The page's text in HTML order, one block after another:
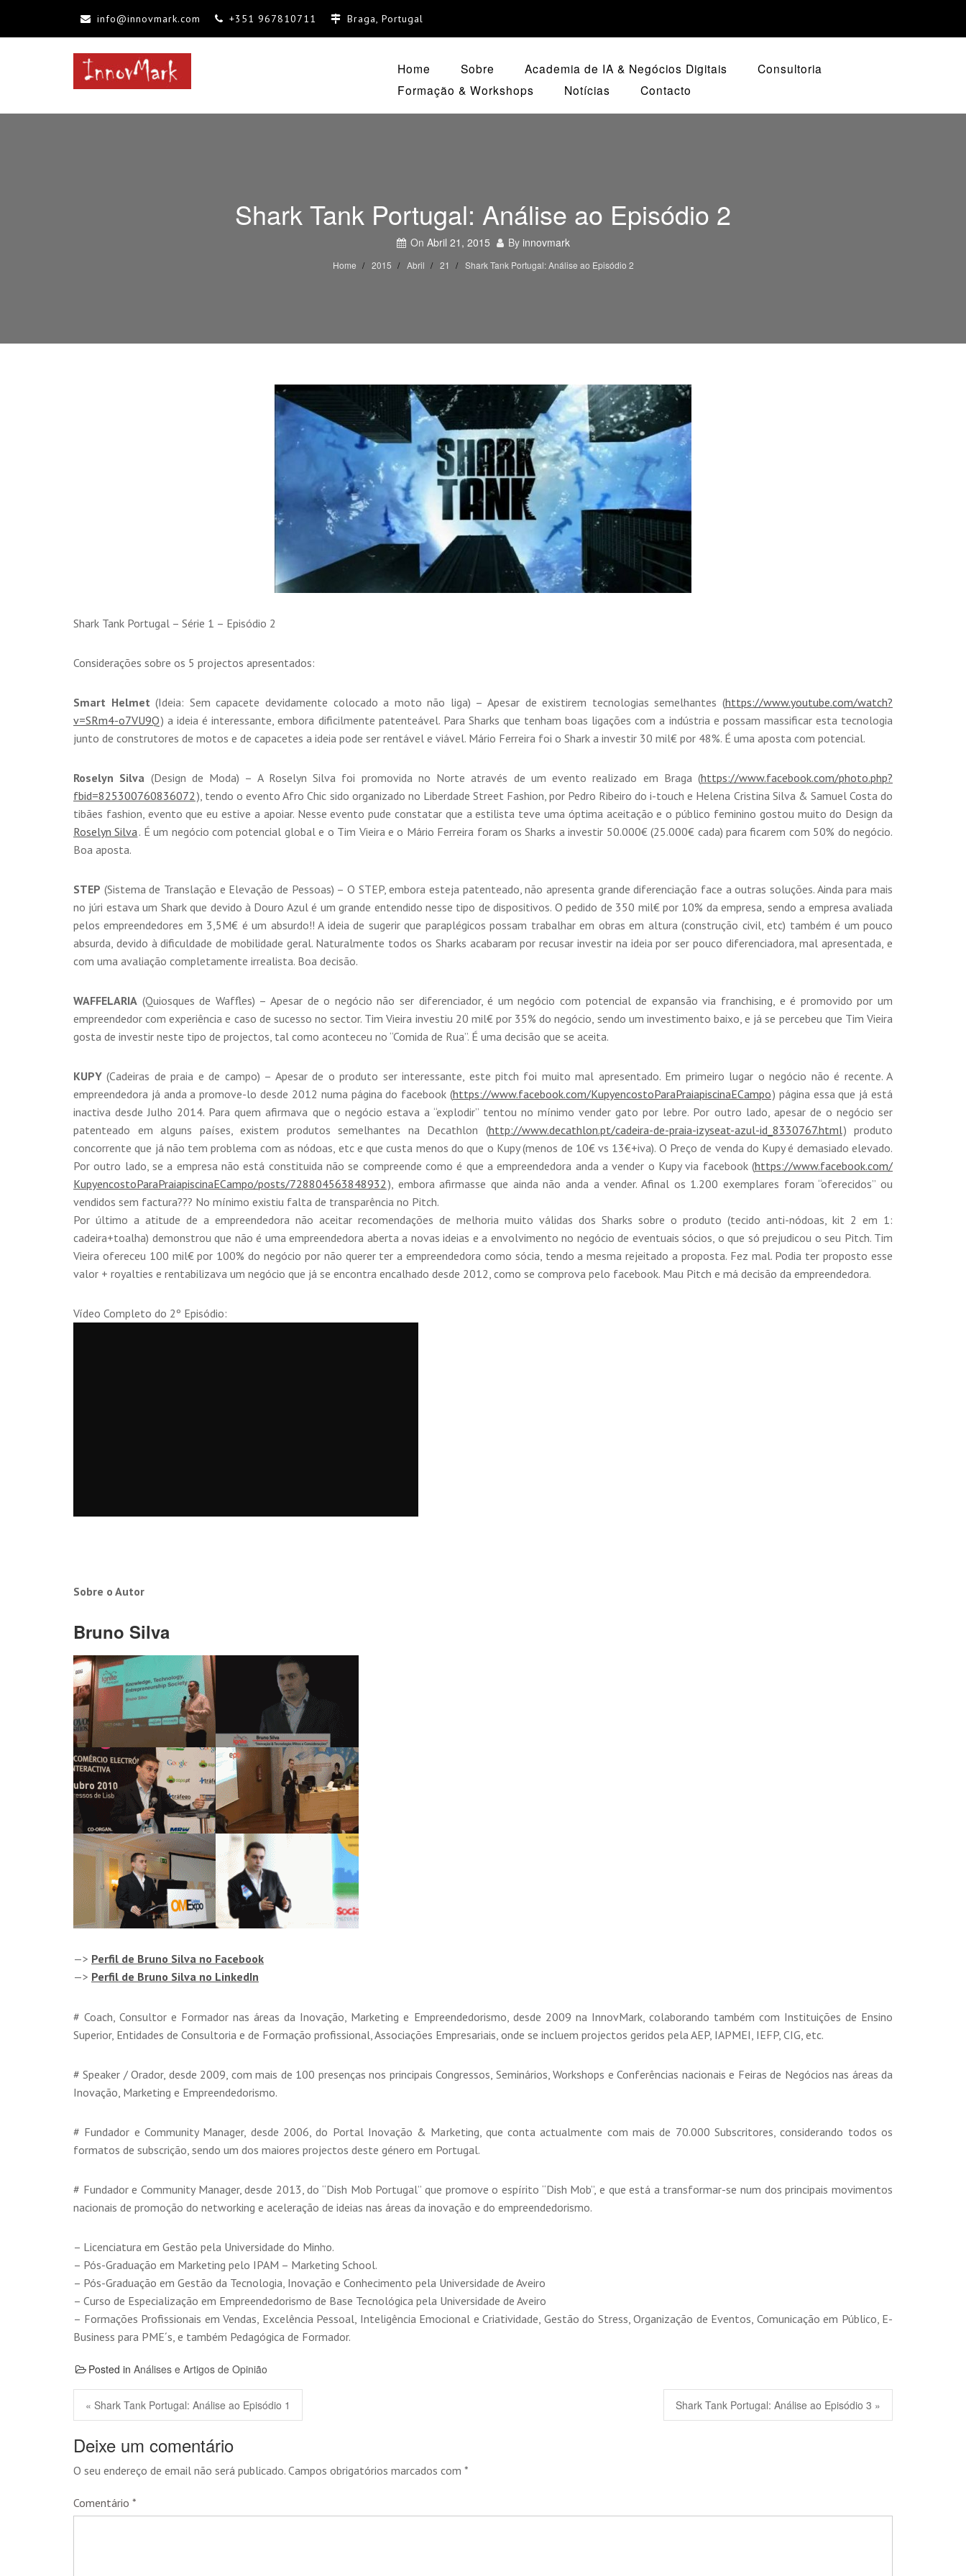
info@innovmark.com +351 967810711 Braga, Portugal
INNOVMARK
Home Sobre Academia de IA & Negócios Digitais
Consultoria
Formação & Workshops
Notícias Contacto
Shark Tank Portugal: Análise ao Episódio 2
On Abril 21, 2015 By innovmark
Home 2015 Abril 21 Shark Tank Portugal: Análise ao Episódio 2
Shark Tank Portugal – Série 1 – Episódio 2
Considerações sobre os 5 projectos apresentados:
Smart Helmet (Ideia: Sem capacete devidamente colocado a moto não liga) – Apesar de existirem tecnologias semelhantes (https://www.youtube.com/watch?
v=SRm4-o7VU9Q) a ideia é interessante, embora dificilmente patenteável. Para Sharks que tenham boas ligações com a indústria e possam massificar esta tecnologia
junto de construtores de motos e de capacetes a ideia pode ser rentável e viável. Mário Ferreira foi o Shark a investir 30 mil€ por 48%. É uma aposta com potencial.
Roselyn Silva (Design de Moda) – A Roselyn Silva foi promovida no Norte através de um evento realizado em Braga (https://www.facebook.com/photo.php?
fbid=825300760836072 ), tendo o evento Afro Chic sido organizado no Liberdade Street Fashion, por Pedro Ribeiro do i-touch e Helena Cristina Silva & Samuel Costa do
tibães fashion, evento que eu estive a apoiar. Nesse evento pude constatar que a estilista teve uma óptima aceitação e o público feminino gostou muito do Design da
Roselyn Silva. É um negócio com potencial global e o Tim Vieira e o Mário Ferreira foram os Sharks a investir 50.000€ (25.000€ cada) para ficarem com 50% do negócio.
Boa aposta.
STEP (Sistema de Translação e Elevação de Pessoas) – O STEP, embora esteja patenteado, não apresenta grande diferenciação face a outras soluções. Ainda para mais
no júri estava um Shark que devido à Douro Azul é um grande entendido nesse tipo de dispositivos. O pedido de 350 mil€ por 10% da empresa, sendo a empresa avaliada
pelos empreendedores em 3,5M€ é um absurdo!! A ideia de sugerir que paraplégicos possam trabalhar em obras em altura (construção civil, etc) também é um pouco
absurda, devido à dificuldade de mobilidade geral. Naturalmente todos os Sharks acabaram por recusar investir na ideia por ser pouco diferenciadora, mal apresentada, e
com uma avaliação completamente irrealista. Boa decisão.
WAFFELARIA (Quiosques de Waffles) – Apesar de o negócio não ser diferenciador, é um negócio com potencial de expansão via franchising, e é promovido por um
empreendedor com experiência e caso de sucesso no sector. Tim Vieira investiu 20 mil€ por 35% do negócio, sendo um investimento baixo, e já se percebeu que Tim Vieira
gosta de investir neste tipo de projectos, tal como aconteceu no “Comida de Rua”. É uma decisão que se aceita.
KUPY (Cadeiras de praia e de campo) – Apesar de o produto ser interessante, este pitch foi muito mal apresentado. Em primeiro lugar o negócio não é recente. A
empreendedora já anda a promove-lo desde 2012 numa página do facebook (https://www.facebook.com/KupyencostoParaPraiapiscinaECampo) página essa que já está
inactiva desde Julho 2014. Para quem afirmava que o negócio estava a “explodir” tentou no mínimo vender gato por lebre. Por outro lado, apesar de o negócio ser
patenteado em alguns países, existem produtos semelhantes na Decathlon (http://www.decathlon.pt/cadeira-de-praia-izyseat-azul-id_8330767.html) produto
concorrente que já não tem problema com as nódoas, etc e que custa menos do que o Kupy (menos de 10€ vs 13€+iva). O Preço de venda do Kupy é demasiado elevado.
Por outro lado, se a empresa não está constituida não se compreende como é que a empreendedora anda a vender o Kupy via facebook (https://www.facebook.com/
KupyencostoParaPraiapiscinaECampo/posts/728804563848932 ), embora afirmasse que ainda não anda a vender. Afinal os 1.200 exemplares foram “oferecidos” ou
vendidos sem factura??? No mínimo existiu falta de transparência no Pitch.
Por último a atitude de a empreendedora não aceitar recomendações de melhoria muito válidas dos Sharks sobre o produto (tecido anti-nódoas, kit 2 em 1:
cadeira+toalha) demonstrou que não é uma empreendedora aberta a novas ideias e a envolvimento no negócio de eventuais sócios, o que só prejudicou o seu Pitch. Tim
Vieira ofereceu 100 mil€ por 100% do negócio por não querer ter a empreendedora como sócia, tendo a mesma rejeitado a proposta. Fez mal. Podia ter proposto esse
valor + royalties e rentabilizava um negócio que já se encontra encalhado desde 2012, como se comprova pelo facebook. Mau Pitch e má decisão da empreendedora.
Vídeo Completo do 2º Episódio:
Sobre o Autor
Bruno Silva
—> Perfil de Bruno Silva no Facebook
—> Perfil de Bruno Silva no LinkedIn
# Coach, Consultor e Formador nas áreas da Inovação, Marketing e Empreendedorismo, desde 2009 na InnovMark, colaborando também com Instituições de Ensino
Superior, Entidades de Consultoria e de Formação profissional, Associações Empresariais, onde se incluem projectos geridos pela AEP, IAPMEI, IEFP, CIG, etc.
# Speaker / Orador, desde 2009, com mais de 100 presenças nos principais Congressos, Seminários, Workshops e Conferências nacionais e Feiras de Negócios nas áreas da
Inovação, Marketing e Empreendedorismo.
# Fundador e Community Manager, desde 2006, do Portal Inovação & Marketing, que conta actualmente com mais de 70.000 Subscritores, considerando todos os
formatos de subscrição, sendo um dos maiores projectos deste género em Portugal.
# Fundador e Community Manager, desde 2013, do “Dish Mob Portugal” que promove o espírito “Dish Mob”, e que está a transformar-se num dos principais movimentos
nacionais de promoção do networking e aceleração de ideias nas áreas da inovação e do empreendedorismo.
– Licenciatura em Gestão pela Universidade do Minho.
– Pós-Graduação em Marketing pelo IPAM – Marketing School.
– Pós-Graduação em Gestão da Tecnologia, Inovação e Conhecimento pela Universidade de Aveiro
– Curso de Especialização em Empreendedorismo de Base Tecnológica pela Universidade de Aveiro
– Formações Profissionais em Vendas, Excelência Pessoal, Inteligência Emocional e Criatividade, Gestão do Stress, Organização de Eventos, Comunicação em Público, E-
Business para PME´s, e também Pedagógica de Formador.
Posted in Análises e Artigos de Opinião
« Shark Tank Portugal: Análise ao Episódio 1 Shark Tank Portugal: Análise ao Episódio 3 »
Deixe um comentário
O seu endereço de email não será publicado. Campos obrigatórios marcados com *
Comentário *